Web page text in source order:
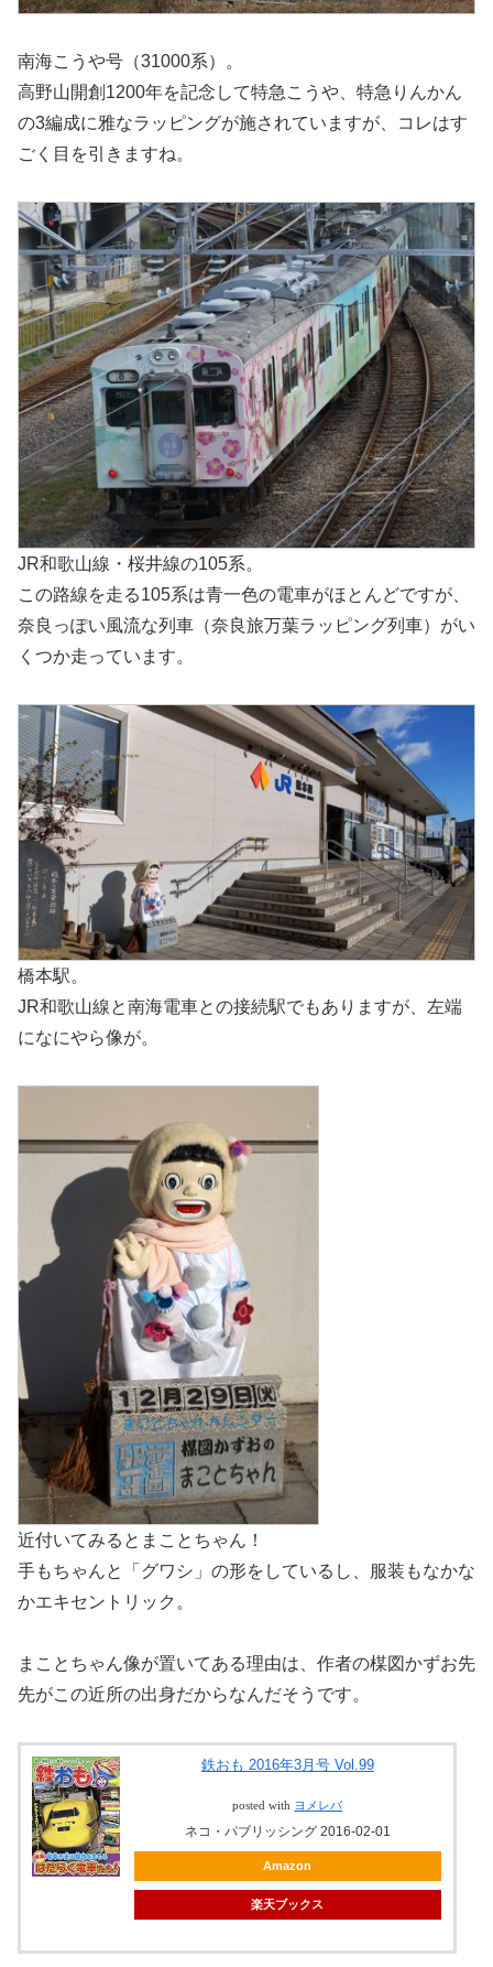
南海こうや号（31000系）。
高野山開創1200年を記念して特急こうや、特急りんかん
の3編成に雅なラッピングが施されていますが、コレはす
ごく目を引きますね。
JR和歌山線・桜井線の105系。
この路線を走る105系は青一色の電車がほとんどですが、
奈良っぽい風流な列車（奈良旅万葉ラッピング列車）がい
くつか走っています。
橋本駅。
JR和歌山線と南海電車との接続駅でもありますが、左端
になにやら像が。
近付いてみるとまことちゃん！
手もちゃんと「グワシ」の形をしているし、服装もなかな
かエキセントリック。
まことちゃん像が置いてある理由は、作者の楳図かずお先
先がこの近所の出身だからなんだそうです。
鉄おも 2016年3月号 Vol.99
posted with ヨメレバ
ネコ・パブリッシング 2016-02-01
Amazon
楽天ブックス